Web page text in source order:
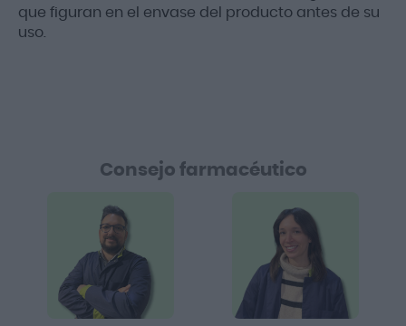
que figuran en el envase del producto antes de su
uso.
Consejo farmacéutico